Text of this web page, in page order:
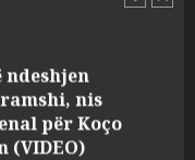
nis
për Koço
(VIDEO)